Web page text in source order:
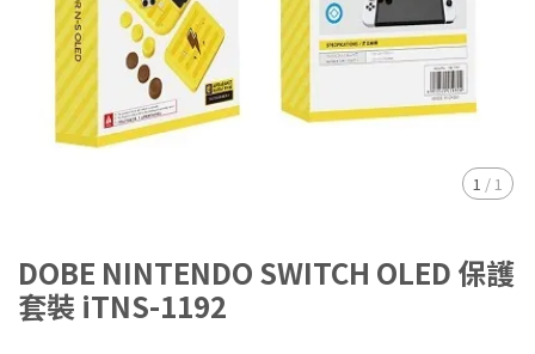
1 / 1
DOBE NINTENDO SWITCH OLED 保護
套裝 iTNS-1192